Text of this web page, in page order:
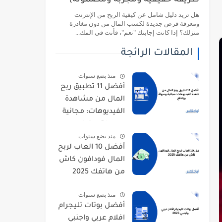
هل تريد دليل شامل عن كيفية الربح من الإنترنت
ومعرفة فرص جديدة لكسب المال من دون مغادرة
منزلك؟ إذا كانت إجابتك "نعم"، فأنت في المك...
المقالات الرائجة
منذ بضع سنوات
أفضل 11 تطبيق ربح
المال من مشاهدة
الفيديوهات: مجانية
منذ بضع سنوات
أفضل 10 العاب لربح
المال فودافون كاش
من هاتفك 2025
منذ بضع سنوات
أفضل بوتات تليجرام
افلام عربي واجنبي